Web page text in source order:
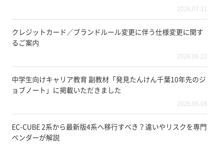
2026.07.31
クレジットカード／ブランドルール変更に伴う仕様変更に関す
るご案内
2026.06.22
中学生向けキャリア教育 副教材「発見たんけん千葉10年先のジ
ョブノート」に掲載いただきました
2026.06.08
EC-CUBE 2系から最新版4系へ移行すべき？違いやリスクを専門
ベンダーが解説